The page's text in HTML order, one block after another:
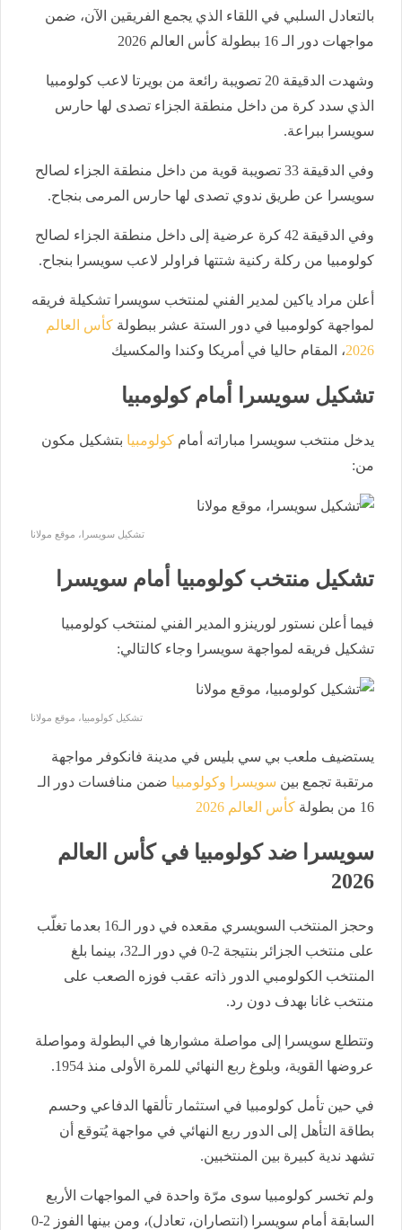
بالتعادل السلبي في اللقاء الذي يجمع الفريقين الآن، ضمن
مواجهات دور الـ 16 ببطولة كأس العالم 2026
وشهدت الدقيقة 20 تصويبة رائعة من بويرتا لاعب كولومبيا
الذي سدد كرة من داخل منطقة الجزاء تصدى لها حارس
سويسرا ببراعة.
وفي الدقيقة 33 تصويبة قوية من داخل منطقة الجزاء لصالح
سويسرا عن طريق ندوي تصدى لها حارس المرمى بنجاح.
وفي الدقيقة 42 كرة عرضية إلى داخل منطقة الجزاء لصالح
كولومبيا من ركلة ركنية شتتها فراولر لاعب سويسرا بنجاح.
أعلن مراد ياكين لمدير الفني لمنتخب سويسرا تشكيلة فريقه
لمواجهة كولومبيا في دور الستة عشر ببطولة كأس العالم
2026، المقام حاليا في أمريكا وكندا والمكسيك
تشكيل سويسرا أمام كولومبيا
يدخل منتخب سويسرا مباراته أمام كولومبيا بتشكيل مكون
من:
تشكيل سويسرا، موقع مولانا
تشكيل منتخب كولومبيا أمام سويسرا
فيما أعلن نستور لورينزو المدير الفني لمنتخب كولومبيا
تشكيل فريقه لمواجهة سويسرا وجاء كالتالي:
تشكيل كولومبيا، موقع مولانا
يستضيف ملعب بي سي بليس في مدينة فانكوفر مواجهة
مرتقبة تجمع بين سويسرا وكولومبيا ضمن منافسات دور الـ
16 من بطولة
كأس العالم 2026
سويسرا ضد كولومبيا في كأس العالم
2026
وحجز المنتخب السويسري مقعده في دور الـ16 بعدما تغلّب
على منتخب الجزائر بنتيجة 2-0 في دور الـ32، بينما بلغ
المنتخب الكولومبي الدور ذاته عقب فوزه الصعب على
منتخب غانا بهدف دون رد.
وتتطلع سويسرا إلى مواصلة مشوارها في البطولة ومواصلة
عروضها القوية، وبلوغ ربع النهائي للمرة الأولى منذ 1954.
في حين تأمل كولومبيا في استثمار تألقها الدفاعي وحسم
بطاقة التأهل إلى الدور ربع النهائي في مواجهة يُتوقع أن
تشهد ندية كبيرة بين المنتخبين.
ولم تخسر كولومبيا سوى مرّة واحدة في المواجهات الأربع
السابقة أمام سويسرا (انتصاران، تعادل)، ومن بينها الفوز 2-0